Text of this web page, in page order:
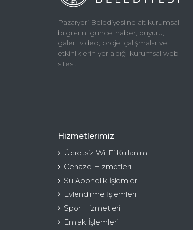
Pazaryeri Belediyesi'ne ait kurumsal
bilgilerin, güncel haber, duyuru,
galeri, video, proje, çalışmalar ve
etkinliklerin yer aldığı kurumsal web
sitesi.
Hizmetlerimiz
Ücretsiz Wi-Fi Kullanımı
Cenaze Hizmetleri
Su Abonelik İşlemleri
Evlendirme İşlemleri
Spor Hizmetleri
Emlak İşlemleri